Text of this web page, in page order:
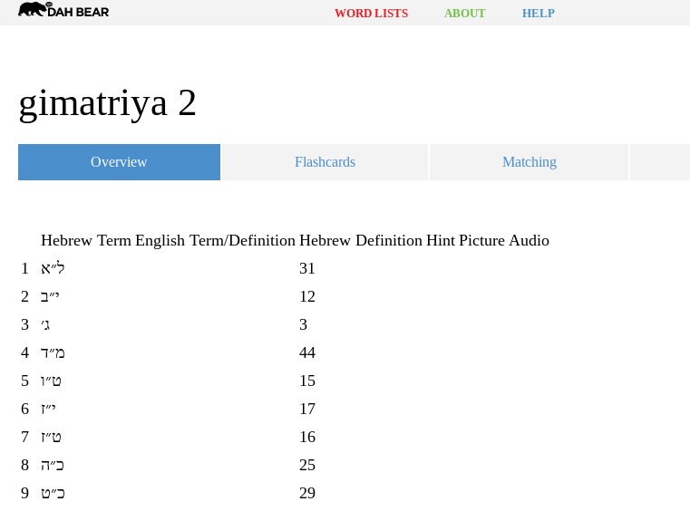
Dah
WORD LISTS ABOUT HELP
gimatriya 2
Overview Flashcards Matching
Hebrew Term English Term/Definition Hebrew Definition Hint Picture Audio
1
ל״א
31
2
י״ב
12
3
ג׳
3
4
מ״ד
44
5
ט״ו
15
6
י״ז
17
7
ט״ז
16
8
כ״ה
25
9
כ״ט
29